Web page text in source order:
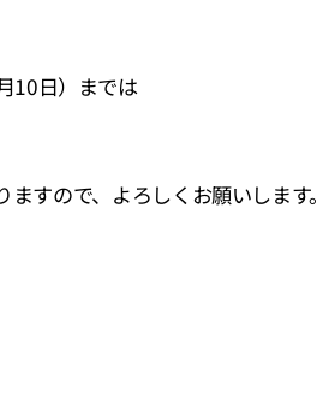
10日）までは
すので、よろしくお願いします。